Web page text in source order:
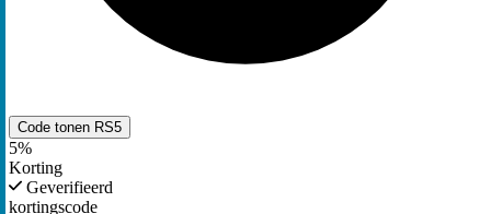
Code tonen RS5
5%
Korting
Geverifieerd
kortingscode